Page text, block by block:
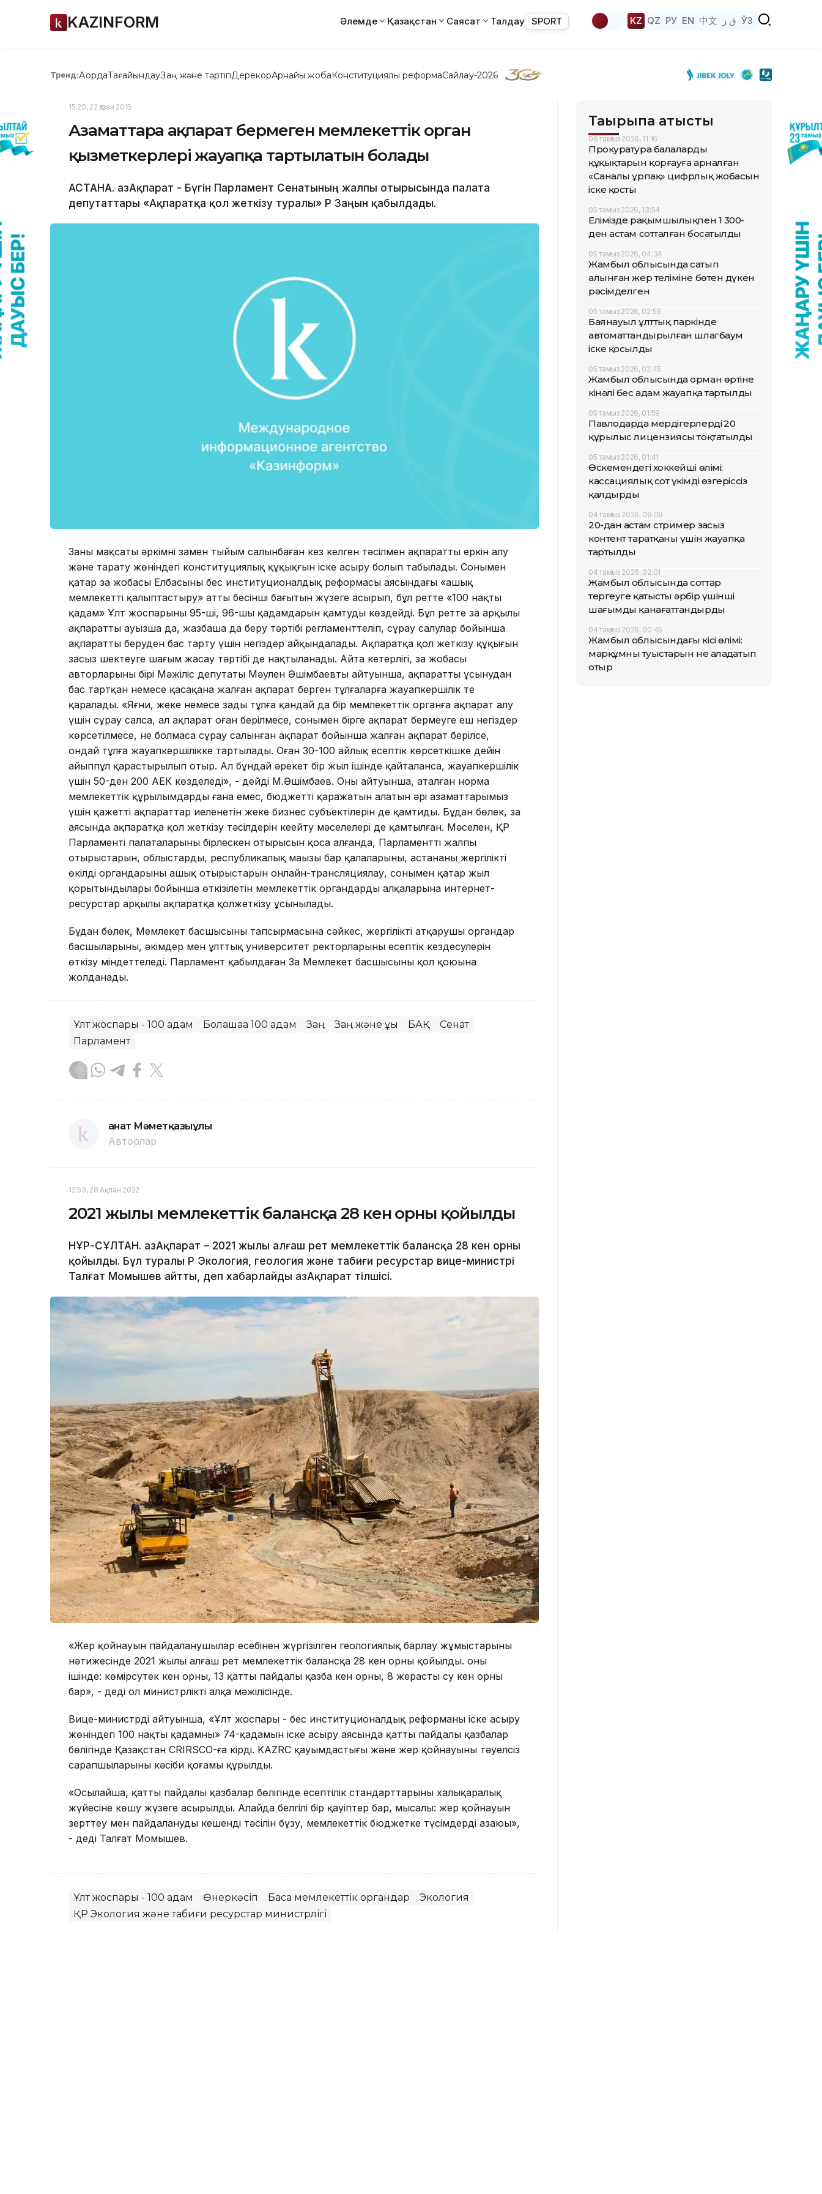
KAZINFORM Әлемде Қазақстан Саясат Талдау SPORT KZ QZ РУ EN 中文 ق ز ЎЗ
Тренд:АқордаТағайындауЗаң және тәртіпДерекқорАрнайы жобаКонституциялық реформаСайлау-2026
15:20, 22 Қазан 2015
Азаматтарға ақпарат бермеген мемлекеттік орган
қызметкерлері жауапқа тартылатын болады
АСТАНА. ҚазАқпарат - Бүгін Парламент Сенатының жалпы отырысында палата
депутаттары «Ақпаратқа қол жеткізу туралы» ҚР Заңын қабылдады.
Заңның мақсаты әркімнің заңмен тыйым салынбаған кез келген тәсілмен ақпаратты еркін алу
және тарату жөніндегі конституциялық құқықғын іске асыру болып табылады. Сонымен
қатар заң жобасы Елбасының бес институционалдық реформасы аясындағы «ашық
мемлекетті қалыптастыру» атты бесінші бағытын жүзеге асырып, бұл ретте «100 нақты
қадам» Ұлт жоспарының 95-ші, 96-шы қадамдарын қамтуды көздейді. Бұл ретте заң арқылы
ақпаратты ауызша да, жазбаша да беру тәртібі регламенттеліп, сұрау салулар бойынша
ақпаратты беруден бас тарту үшін негіздер айқындалады. Ақпаратқа қол жеткізу құқығын
заңсыз шектеуге шағым жасау тәртібі де нақтыланады. Айта кетерлігі, заң жобасы
авторларының бірі Мәжіліс депутаты Мәулен Әшімбаевтың айтуынша, ақпаратты ұсынудан
бас тартқан немесе қасақана жалған ақпарат берген тұлғаларға жауапкершілік те
қаралады. «Яғни, жеке немесе заңды тұлға қандай да бір мемлекеттік органға ақпарат алу
үшін сұрау салса, ал ақпарат оған берілмесе, сонымен бірге ақпарат бермеуге еш негіздер
көрсетілмесе, не болмаса сұрау салынған ақпарат бойынша жалған ақпарат берілсе,
ондай тұлға жауапкершілікке тартылады. Оған 30-100 айлық есептік көрсеткішке дейін
айыппұл қарастырылып отыр. Ал бұндай әрекет бір жыл ішінде қайталанса, жауапкершілік
үшін 50-ден 200 АЕК көзделеді», - дейді М.Әшімбаев. Оның айтуынша, аталған норма
мемлекеттік құрылымдарды ғана емес, бюджеттің қаражатын алатын әрі азаматтарымыз
үшін қажетті ақпараттар иеленетін жеке бизнес субъектілерін де қамтиды. Бұдан бөлек, заң
аясында ақпаратқа қол жеткізу тәсілдерін кеңейту мәселелері де қамтылған. Мәселен, ҚР
Парламенті палаталарының бірлескен отырысын қоса алғанда, Парламенттің жалпы
отырыстарын, облыстардың, республикалық маңызы бар қалаларының, астананың жергілікті
өкілді органдарының ашық отырыстарын онлайн-трансляциялау, сонымен қатар жыл
қорытындылары бойынша өткізілетін мемлекеттік органдардың алқаларына интернет-
ресурстар арқылы ақпаратқа қолжеткізу ұсынылады.
Бұдан бөлек, Мемлекет басшысының тапсырмасына сәйкес, жергілікті атқарушы органдар
басшыларының, әкімдер мен ұлттық университет ректорларының есептік кездесулерін
өткізу міндеттеледі. Парламент қабылдаған Заң Мемлекет басшысының қол қоюына
жолданады.
Ұлт жоспары - 100 қадам Болашаққа 100 қадам Заң Заң және құқық БАҚ
Сенат
Парламент
Қанат Мәметқазыұлы
Авторлар
12:53, 28 Ақпан 2022
2021 жылы мемлекеттік балансқа 28 кен орны қойылды
НҰР-СҰЛТАН. ҚазАқпарат – 2021 жылы алғаш рет мемлекеттік балансқа 28 кен орны
қойылды. Бұл туралы ҚР Экология, геология және табиғи ресурстар вице-министрі
Талғат Момышев айтты, деп хабарлайды ҚазАқпарат тілшісі.
«Жер қойнауын пайдаланушылар есебінен жүргізілген геологиялық барлау жұмыстарының
нәтижесінде 2021 жылы алғаш рет мемлекеттік балансқа 28 кен орны қойылды. оның
ішінде: көмірсутек кен орны, 13 қатты пайдалы қазба кен орны, 8 жерасты су кен орны
бар», - деді ол министрліктің алқа мәжілісінде.
Вице-министрдің айтуынша, «Ұлт жоспары - бес институционалдық реформаны іске асыру
жөніндегі 100 нақты қадамның» 74-қадамын іске асыру аясында қатты пайдалы қазбалар
бөлігінде Қазақстан CRIRSCO-ға кірді. KAZRC қауымдастығы және жер қойнауының тәуелсіз
сарапшыларының кәсіби қоғамы құрылды.
«Осылайша, қатты пайдалы қазбалар бөлігінде есептілік стандарттарының халықаралық
жүйесіне көшу жүзеге асырылды. Алайда белгілі бір қауіптер бар, мысалы: жер қойнауын
зерттеу мен пайдаланудың кешенді тәсілін бұзу, мемлекеттік бюджетке түсімдердің азаюы»,
- деді Талғат Момышев.
Ұлт жоспары - 100 қадам Өнеркәсіп Басқа мемлекеттік органдар
Экология
ҚР Экология және табиғи ресурстар министрлігі
Тақырыпқа қатысты
06 тамыз 2026, 11:16
Прокуратура балалардың
құқықтарын қорғауға арналған
«Саналы ұрпақ» цифрлық жобасын
іске қосты
05 тамыз 2026, 13:54
Елімізде рақымшылықпен 1 300-
ден астам сотталған босатылды
05 тамыз 2026, 04:34
Жамбыл облысында сатып
алынған жер теліміне бөтен дүкен
рәсімделген
05 тамыз 2026, 02:59
Баянауыл ұлттық паркінде
автоматтандырылған шлагбаум
іске қосылды
05 тамыз 2026, 02:45
Жамбыл облысында орман өртіне
кінәлі бес адам жауапқа тартылды
05 тамыз 2026, 01:59
Павлодарда мердігерлердің 20
құрылыс лицензиясы тоқтатылды
05 тамыз 2026, 01:41
Өскемендегі хоккейші өлімі:
кассациялық сот үкімді өзгеріссіз
қалдырды
04 тамыз 2026, 09:09
20-дан астам стример заңсыз
контент таратқаны үшін жауапқа
тартылды
04 тамыз 2026, 02:01
Жамбыл облысында соттар
тергеуге қатысты әрбір үшінші
шағымды қанағаттандырды
04 тамыз 2026, 00:45
Жамбыл облысындағы кісі өлімі:
марқұмның туыстарын не алаңдатып
отыр